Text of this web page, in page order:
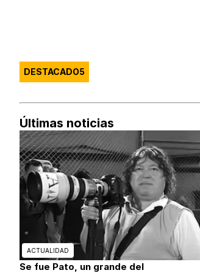
DESTACADO5
Últimas noticias
ACTUALIDAD
Se fue Pato, un grande del